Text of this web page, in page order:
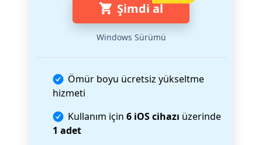
Şimdi al
Windows Sürümü
Ömür boyu ücretsiz yükseltme
hizmeti
Kullanım için 6 iOS cihazı üzerinde
1 adet